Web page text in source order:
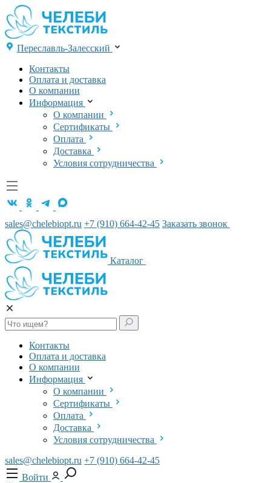
Переславль-Залесский
Контакты
Оплата и доставка
О компании
Информация
О компании
Сертификаты
Оплата
Доставка
Условия сотрудничества
sales@chelebiopt.ru +7 (910) 664-42-45 Заказать звонок
Каталог
Контакты
Оплата и доставка
О компании
Информация
О компании
Сертификаты
Оплата
Доставка
Условия сотрудничества
sales@chelebiopt.ru +7 (910) 664-42-45
Войти